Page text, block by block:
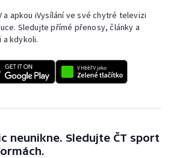
a apkou iVysílání ve své chytré televizi
Sledujte přímé přenosy, články a
a kdykoli.
neunikne. Sledujte ČT sport